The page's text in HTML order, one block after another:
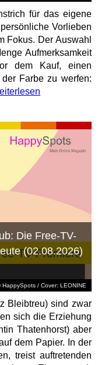
für das eigene
Vorlieben
Fokus. Der Auswahl
Aufmerksamkeit
dem Kauf, einen
Farbe zu werfen:
HappySpots / Cover: LEONINE
Die Free-TV-
(02.08.2026)
Bleibtreu) sind zwar
sich die Erziehung
Thatenhorst) aber
dem Papier. In der
treist auftretenden